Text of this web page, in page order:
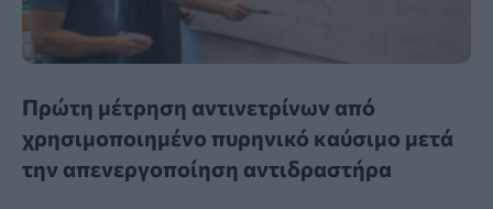
Πρώτη μέτρηση αντινετρίνων από
χρησιμοποιημένο πυρηνικό καύσιμο μετά
την απενεργοποίηση αντιδραστήρα